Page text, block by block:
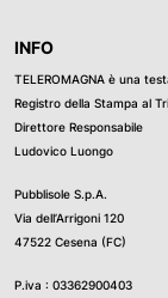
INFO
TELEROMAGNA è una
Registro della Stampa al
Direttore Responsabile
Ludovico Luongo
Pubblisole S.p.A.
Via dell’Arrigoni 120
47522 Cesena (FC)
P.iva : 03362900403